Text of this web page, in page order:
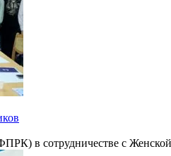
в сотрудничестве с